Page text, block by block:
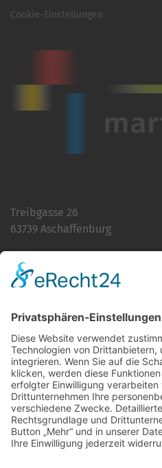
Cookie-Einstellungen
Treibgasse 26
63739 Aschaffenburg
E-Mailinfo@martinushaus.de
Mo?Fr8.30 ? 12.00 Uhr
Mo?Do13.00 ? 16.00 Uhr